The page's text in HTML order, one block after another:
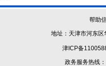
帮助
地址：天津市河
津ICP备
政务服务热线